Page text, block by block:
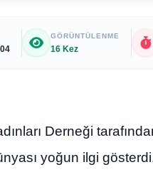
GÖRÜNTÜLENME
16 Kez
Derneği
yoğun ilgi